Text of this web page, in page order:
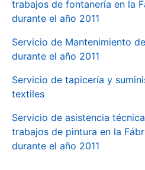
trabajos de fontanería en la
durante el año 2011
Servicio de Mantenimiento
durante el año 2011
Servicio de tapicería y
textiles
Servicio de asistencia
trabajos de pintura en la
durante el año 2011